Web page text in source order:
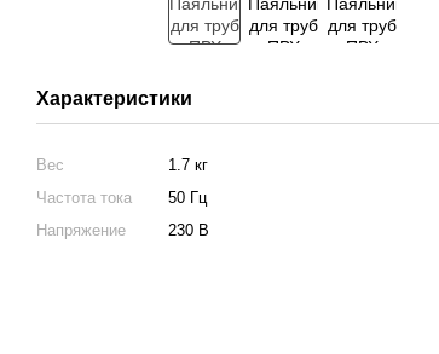
Характеристики
Вес
1.7 кг
Частота тока
50 Гц
Напряжение
230 В